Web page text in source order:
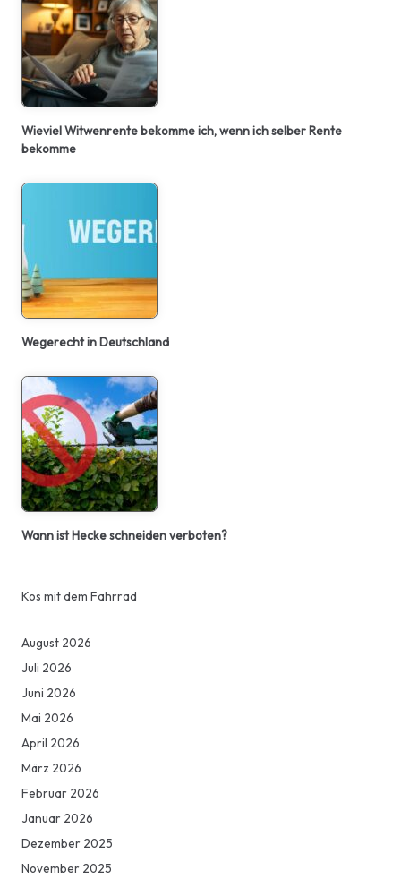
Wieviel Witwenrente bekomme ich, wenn ich selber Rente
bekomme
Wegerecht in Deutschland
Wann ist Hecke schneiden verboten?
Kos mit dem Fahrrad
August 2026
Juli 2026
Juni 2026
Mai 2026
April 2026
März 2026
Februar 2026
Januar 2026
Dezember 2025
November 2025